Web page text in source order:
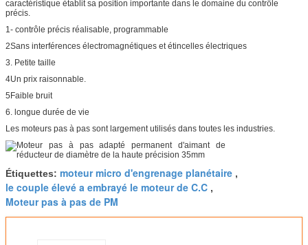
caractéristique établit sa position importante dans le domaine du contrôle
précis.
1- contrôle précis réalisable, programmable
2Sans interférences électromagnétiques et étincelles électriques
3. Petite taille
4Un prix raisonnable.
5Faible bruit
6. longue durée de vie
Les moteurs pas à pas sont largement utilisés dans toutes les industries.
Étiquettes: moteur micro d'engrenage planétaire ,
le couple élevé a embrayé le moteur de C.C ,
Moteur pas à pas de PM